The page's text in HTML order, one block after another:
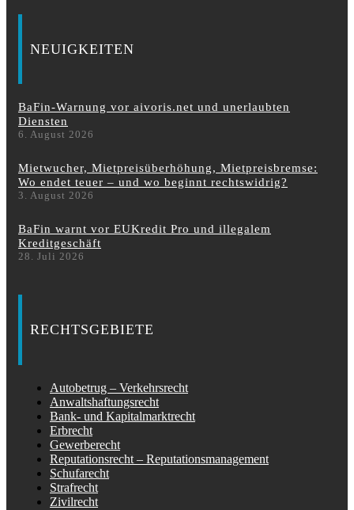
NEUIGKEITEN
BaFin-Warnung vor aivoris.net und unerlaubten
Diensten
6. August 2026
Mietwucher, Mietpreisüberhöhung, Mietpreisbremse:
Wo endet teuer – und wo beginnt rechtswidrig?
3. August 2026
BaFin warnt vor EUKredit Pro und illegalem
Kreditgeschäft
28. Juli 2026
RECHTSGEBIETE
Autobetrug – Verkehrsrecht
Anwaltshaftungsrecht
Bank- und Kapitalmarktrecht
Erbrecht
Gewerberecht
Reputationsrecht – Reputationsmanagement
Schufarecht
Strafrecht
Zivilrecht